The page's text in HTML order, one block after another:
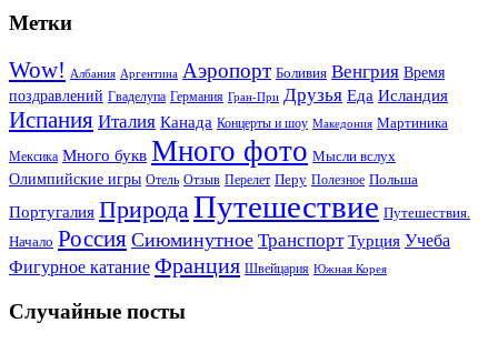
Метки
Wow! Албания Аргентина Аэропорт Боливия Венгрия Время
поздравлений Гваделупа Германия Гран-При Друзья Еда Исландия
Испания Италия Канада Концерты и шоу Македония Мартиника
Мексика Много букв Много фото Мысли вслух
Олимпийские игры Отель Отзыв Перелет Перу Полезное Польша
Португалия ПриродаПутешествие Путешествия.
Начало Россия Сиюминутное Транспорт Турция Учеба
Фигурное катание Франция Швейцария Южная Корея
Случайные посты